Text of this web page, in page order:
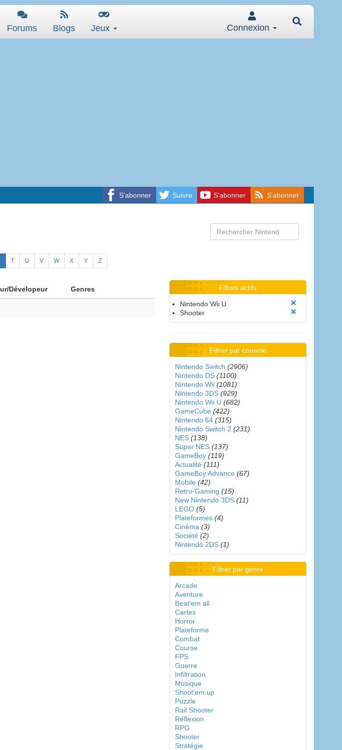
Forums Blogs Jeux Connexion
S'abonner Suivre S'abonner S'abonner
T U V W X Y Z
Dévelopeur Genres Filtres actifs
Nintendo Wii U
Shooter
Filtrer par console
Nintendo Switch (2906)
Nintendo DS (1100)
Nintendo Wii (1081)
Nintendo 3DS (929)
Nintendo Wii U (682)
GameCube (422)
Nintendo 64 (315)
Nintendo Switch 2 (231)
NES (138)
Super NES (137)
GameBoy (119)
Actualité (111)
GameBoy Advance (67)
Mobile (42)
Retro-Gaming (15)
New Nintendo 3DS (11)
LEGO (5)
Plateformes (4)
Cinéma (3)
Société (2)
Nintendo 2DS (1)
Filtrer par genre
Arcade
Aventure
Beat'em all
Cartes
Horror
Plateforme
Combat
Course
FPS
Guerre
Infiltration
Musique
Shoot'em up
Puzzle
Rail Shooter
Réflexion
RPG
Shooter
Stratégie